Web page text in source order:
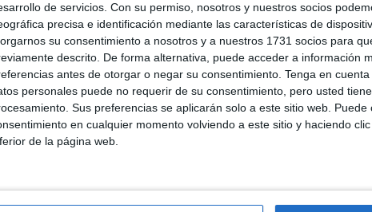
de servicios. Con su permiso, nosotros y nuestros socios
precisa e identificación mediante las características de
su consentimiento a nosotros y a nuestros 1731 socios para
descrito. De forma alternativa, puede acceder a información
antes de otorgar o negar su consentimiento. Tenga en
personales puede no requerir de su consentimiento, pero usted
Sus preferencias se aplicarán solo a este sitio web.
en cualquier momento volviendo a este sitio y haciendo
de la página web.